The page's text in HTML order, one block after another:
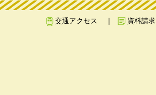
交通アクセス 資料請求